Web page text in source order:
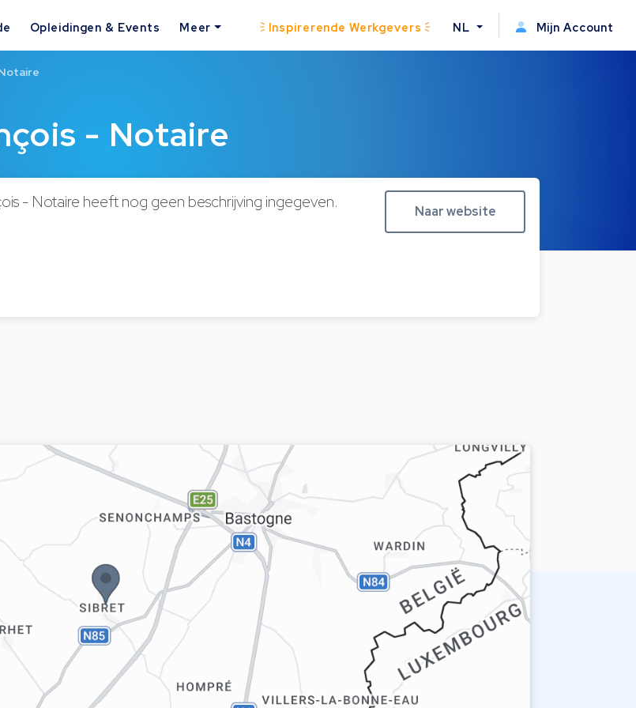
Opleidingen & Events Meer Inspirerende Werkgevers NL Mijn Account
- Notaire
- Notaire heeft nog geen beschrijving ingegeven. Naar website